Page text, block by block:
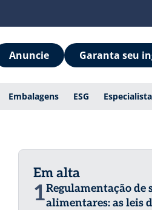
Anuncie Garanta seu
Embalagens ESG
Em alta
1Regulamentação de
alimentares: as leis